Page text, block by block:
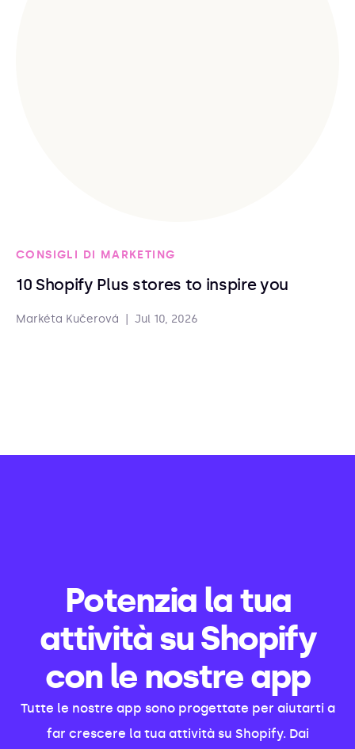
CONSIGLI DI MARKETING
10 Shopify Plus stores to inspire you
Markéta Kučerová Jul 10, 2026
Potenzia la tua
attività su Shopify
con le nostre app
Tutte le nostre app sono progettate per aiutarti a
far crescere la tua attività su Shopify. Dai